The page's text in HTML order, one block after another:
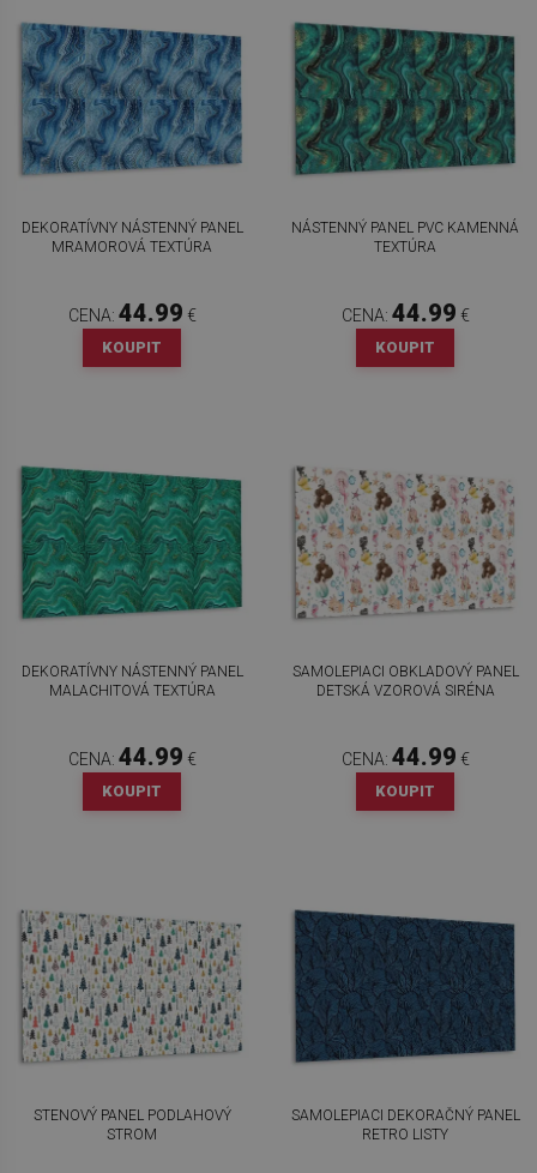
DEKORATÍVNY NÁSTENNÝ PANEL
MRAMOROVÁ TEXTÚRA
CENA: 44.99 €
KOUPIT
NÁSTENNÝ PANEL PVC KAMENNÁ
TEXTÚRA
CENA: 44.99 €
KOUPIT
DEKORATÍVNY NÁSTENNÝ PANEL
MALACHITOVÁ TEXTÚRA
CENA: 44.99 €
KOUPIT
SAMOLEPIACI OBKLADOVÝ PANEL
DETSKÁ VZOROVÁ SIRÉNA
CENA: 44.99 €
KOUPIT
STENOVÝ PANEL PODLAHOVÝ
STROM
SAMOLEPIACI DEKORAČNÝ PANEL
RETRO LISTY